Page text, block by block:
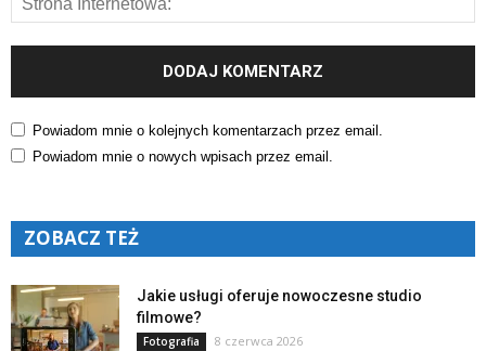
Powiadom mnie o kolejnych komentarzach przez email.
Powiadom mnie o nowych wpisach przez email.
ZOBACZ TEŻ
Jakie usługi oferuje nowoczesne studio
filmowe?
Fotografia 8 czerwca 2026